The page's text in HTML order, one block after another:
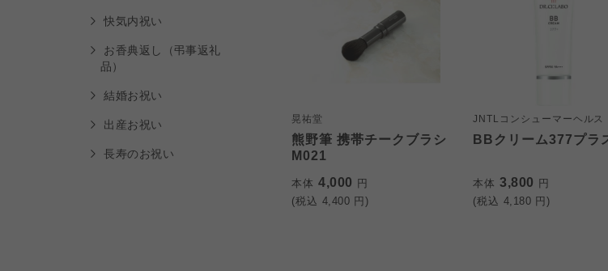
快気内祝い
お香典返し（弔事返礼
品）
結婚お祝い
出産お祝い
長寿のお祝い
晃祐堂
熊野筆 携帯チークブラシ
M021
本体 4,000 円
(税込 4,400 円)
JNTLコンシューマーヘルス
BBクリーム377プラ
本体 3,800 円
(税込 4,180 円)